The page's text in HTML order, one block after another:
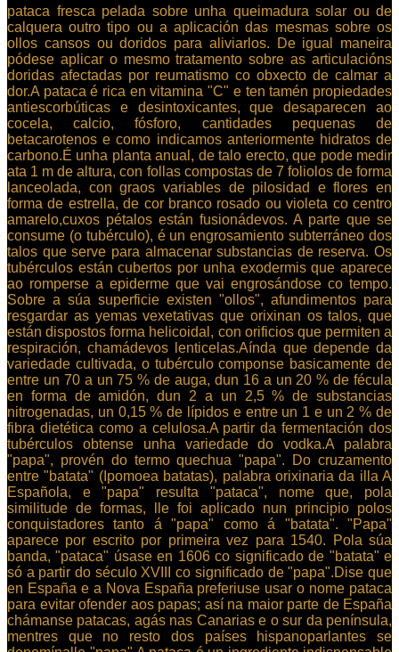
pataca fresca pelada sobre unha queimadura solar ou de
calquera outro tipo ou a aplicación das mesmas sobre os
ollos cansos ou doridos para aliviarlos. De igual maneira
pódese aplicar o mesmo tratamento sobre as articulacións
doridas afectadas por reumatismo co obxecto de calmar a
dor.A pataca é rica en vitamina "C" e ten tamén propiedades
antiescorbúticas e desintoxicantes, que desaparecen ao
cocela, calcio, fósforo, cantidades pequenas de
betacarotenos e como indicamos anteriormente hidratos de
carbono.É unha planta anual, de talo erecto, que pode medir
ata 1 m de altura, con follas compostas de 7 foliolos de forma
lanceolada, con graos variables de pilosidad e flores en
forma de estrella, de cor branco rosado ou violeta co centro
amarelo,cuxos pétalos están fusionádevos. A parte que se
consume (o tubérculo), é un engrosamiento subterráneo dos
talos que serve para almacenar substancias de reserva. Os
tubérculos están cubertos por unha exodermis que aparece
ao romperse a epiderme que vai engrosándose co tempo.
Sobre a súa superficie existen "ollos", afundimentos para
resgardar as yemas vexetativas que orixinan os talos, que
están dispostos forma helicoidal, con orificios que permiten a
respiración, chamádevos lenticelas.Aínda que depende da
variedade cultivada, o tubérculo componse basicamente de
entre un 70 a un 75 % de auga, dun 16 a un 20 % de fécula
en forma de amidón, dun 2 a un 2,5 % de substancias
nitrogenadas, un 0,15 % de lípidos e entre un 1 e un 2 % de
fibra dietética como a celulosa.A partir da fermentación dos
tubérculos obtense unha variedade do vodka.A palabra
"papa", provén do termo quechua "papa". Do cruzamento
entre "batata" (Ipomoea batatas), palabra orixinaria da illa A
Española, e "papa" resulta "pataca", nome que, pola
similitude de formas, lle foi aplicado nun principio polos
conquistadores tanto á "papa" como á "batata". "Papa"
aparece por escrito por primeira vez para 1540. Pola súa
banda, "pataca" úsase en 1606 co significado de "batata" e
só a partir do século XVIII co significado de "papa".Dise que
en España e a Nova España preferiuse usar o nome pataca
para evitar ofender aos papas; así na maior parte de España
chámanse patacas, agás nas Canarias e o sur da península,
mentres que no resto dos países hispanoparlantes se